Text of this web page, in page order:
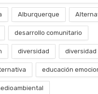
Alburquerque
desarrollo comunitario
diversidad diversidad
educación